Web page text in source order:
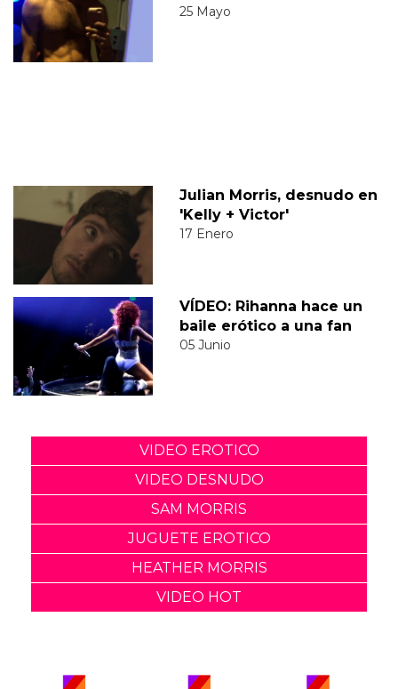
25 Mayo
Julian Morris, desnudo en
'Kelly + Victor'
17 Enero
VÍDEO: Rihanna hace un
baile erótico a una fan
05 Junio
VIDEO EROTICO
VIDEO DESNUDO
SAM MORRIS
JUGUETE EROTICO
HEATHER MORRIS
VIDEO HOT